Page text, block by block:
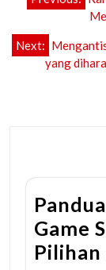
navigation
Next:
yang
Game
Pilihan